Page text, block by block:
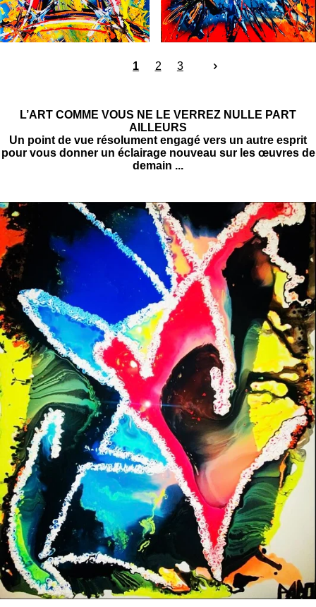
1 2 3
L’ART COMME VOUS NE LE VERREZ NULLE PART
AILLEURS
Un point de vue résolument engagé vers un autre esprit
pour vous donner un éclairage nouveau sur les œuvres de
demain ...